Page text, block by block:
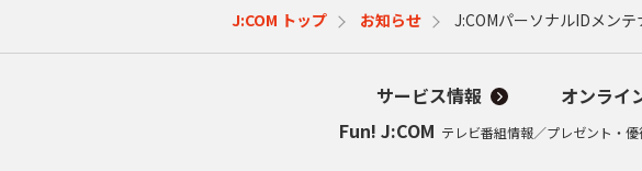
J:COM トップ お知らせ J:COMパーソナルIDメン
サービス情報 オンライ
Fun! J:COM テレビ番組情報／プレゼント・優